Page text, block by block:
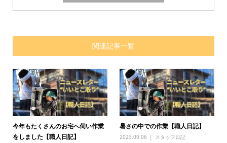
関連記事一覧
今年もたくさんのお宅へ伺い作業
をしました【職人日記】
暑さの中での作業【職人日記】
2023.09.06 スタッフ日記